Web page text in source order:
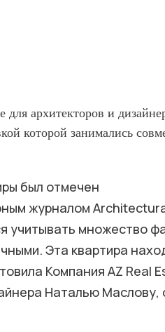
для архитекторов и
которой занимались
был отмечен
журналом
учитывать множество
Эта квартира
Компания AZ Real
Наталью Маслову,